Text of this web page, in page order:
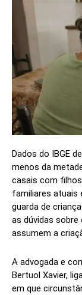
Dados do IBGE
menos da
casais com
familiares atuais
guarda de
as dúvidas
assumem a
A advogada e
Bertuol Xavier,
em que